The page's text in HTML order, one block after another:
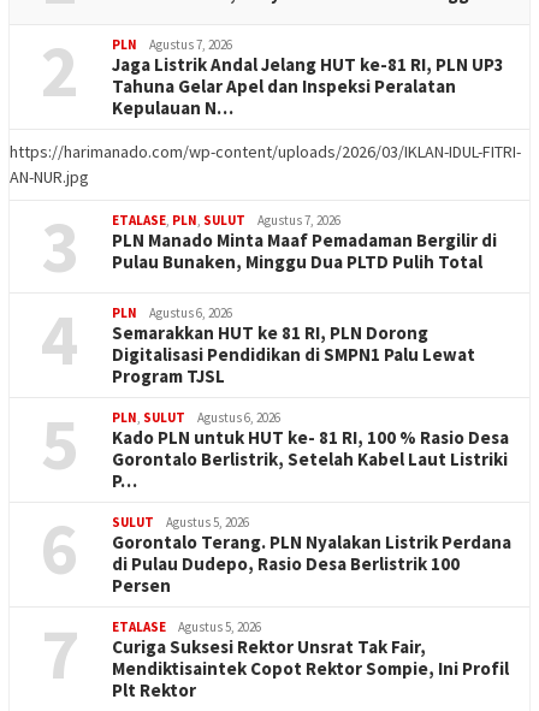
2 PLN Agustus 7, 2026
Jaga Listrik Andal Jelang HUT ke-81 RI, PLN UP3
Tahuna Gelar Apel dan Inspeksi Peralatan
Kepulauan N…
https://harimanado.com/wp-content/uploads/2026/03/IKLAN-IDUL-FITRI-
AN-NUR.jpg
3 ETALASE, PLN, SULUT Agustus 7, 2026
PLN Manado Minta Maaf Pemadaman Bergilir di
Pulau Bunaken, Minggu Dua PLTD Pulih Total
4 PLN Agustus 6, 2026
Semarakkan HUT ke 81 RI, PLN Dorong
Digitalisasi Pendidikan di SMPN1 Palu Lewat
Program TJSL
5 PLN, SULUT Agustus 6, 2026
Kado PLN untuk HUT ke- 81 RI, 100 % Rasio Desa
Gorontalo Berlistrik, Setelah Kabel Laut Listriki
P…
6 SULUT Agustus 5, 2026
Gorontalo Terang. PLN Nyalakan Listrik Perdana
di Pulau Dudepo, Rasio Desa Berlistrik 100
Persen
7 ETALASE Agustus 5, 2026
Curiga Suksesi Rektor Unsrat Tak Fair,
Mendiktisaintek Copot Rektor Sompie, Ini Profil
Plt Rektor